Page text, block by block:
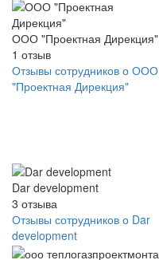
ООО "Проектная Дирекция"
1 отзыв
Отзывы сотрудников о ООО
"Проектная Дирекция"
Dar development
3 отзыва
Отзывы сотрудников о Dar
development